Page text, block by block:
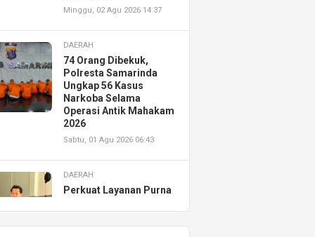
Minggu, 02 Agu 2026 14:37
DAERAH
74 Orang Dibekuk,
Polresta Samarinda
Ungkap 56 Kasus
Narkoba Selama
Operasi Antik Mahakam
2026
Sabtu, 01 Agu 2026 06:43
DAERAH
Perkuat Layanan Purna
Resmikan AHASS